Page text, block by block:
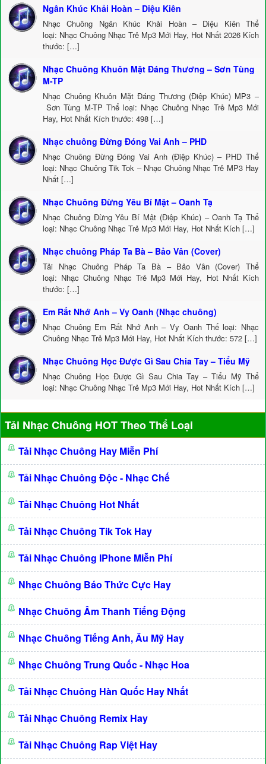
Ngân Khúc Khải Hoàn – Diệu Kiên
Nhạc Chuông Ngân Khúc Khải Hoàn – Diệu Kiên Thể
loại: Nhạc Chuông Nhạc Trẻ Mp3 Mới Hay, Hot Nhất 2026 Kích
thước: […]
Nhạc Chuông Khuôn Mặt Đáng Thương – Sơn Tùng
M-TP
Nhạc Chuông Khuôn Mặt Đáng Thương (Điệp Khúc) MP3 –
Sơn Tùng M-TP Thể loại: Nhạc Chuông Nhạc Trẻ Mp3 Mới
Hay, Hot Nhất Kích thước: 498 […]
Nhạc chuông Đừng Đóng Vai Anh – PHD
Nhạc Chuông Đừng Đóng Vai Anh (Điệp Khúc) – PHD Thể
loại: Nhạc Chuông Tik Tok – Nhạc Chuông Nhạc Trẻ MP3 Hay
Nhất […]
Nhạc Chuông Đừng Yêu Bí Mật – Oanh Tạ
Nhạc Chuông Đừng Yêu Bí Mật (Điệp Khúc) – Oanh Tạ Thể
loại: Nhạc Chuông Nhạc Trẻ Mp3 Mới Hay, Hot Nhất Kích […]
Nhạc chuông Pháp Ta Bà – Bảo Vân (Cover)
Tải Nhạc Chuông Pháp Ta Bà – Bảo Vân (Cover) Thể
loại: Nhạc Chuông Nhạc Trẻ Mp3 Mới Hay, Hot Nhất Kích
thước: […]
Em Rất Nhớ Anh – Vy Oanh (Nhạc chuông)
Nhạc Chuông Em Rất Nhớ Anh – Vy Oanh Thể loại: Nhạc
Chuông Nhạc Trẻ Mp3 Mới Hay, Hot Nhất Kích thước: 572 […]
Nhạc Chuông Học Được Gì Sau Chia Tay – Tiểu Mỹ
Nhạc Chuông Học Được Gì Sau Chia Tay – Tiểu Mỹ Thể
loại: Nhạc Chuông Nhạc Trẻ Mp3 Mới Hay, Hot Nhất Kích […]
Tải Nhạc Chuông HOT Theo Thể Loại
Tải Nhạc Chuông Hay Miễn Phí
Tải Nhạc Chuông Độc - Nhạc Chế
Tải Nhạc Chuông Hot Nhất
Tải Nhạc Chuông Tik Tok Hay
Tải Nhạc Chuông IPhone Miễn Phí
Nhạc Chuông Báo Thức Cực Hay
Nhạc Chuông Âm Thanh Tiếng Động
Nhạc Chuông Tiếng Anh, Âu Mỹ Hay
Nhạc Chuông Trung Quốc - Nhạc Hoa
Tải Nhạc Chuông Hàn Quốc Hay Nhất
Tải Nhạc Chuông Remix Hay
Tải Nhạc Chuông Rap Việt Hay